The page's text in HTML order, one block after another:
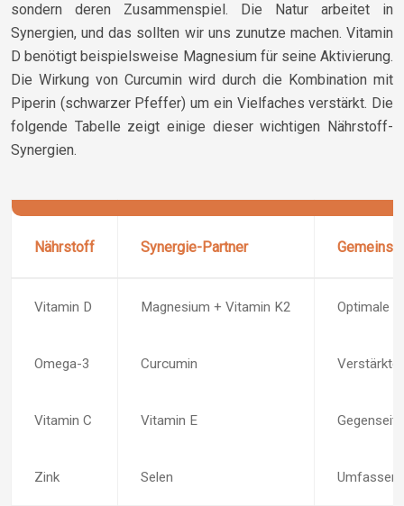
sondern deren Zusammenspiel. Die Natur arbeitet in
Synergien, und das sollten wir uns zunutze machen. Vitamin
D benötigt beispielsweise Magnesium für seine Aktivierung.
Die Wirkung von Curcumin wird durch die Kombination mit
Piperin (schwarzer Pfeffer) um ein Vielfaches verstärkt. Die
folgende Tabelle zeigt einige dieser wichtigen Nährstoff-
Synergien.
Nährstoff Synergie-Partner
Vitamin D Magnesium + Vitamin K2 Optimale
Omega-3 Curcumin Verstärkte
Vitamin C Vitamin E
Zink Selen